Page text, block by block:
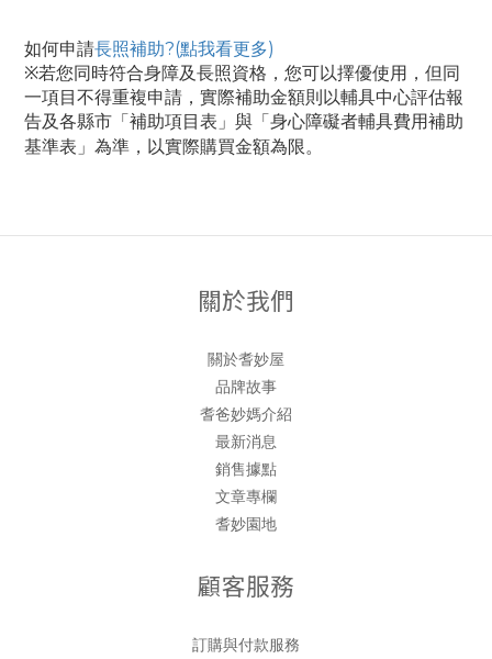
如何申請長照補助?(點我看更多)
※若您同時符合身障及長照資格，您可以擇優使用，但同
一項目不得重複申請， 實際補助金額則以輔具中心評估報
告及各縣市「補助項目表」與「身心障礙者輔具費用補助
基準表」為準，以實際購買金額為限。
關於我們
關於耆妙屋
品牌故事
耆爸妙媽介紹
最新消息
銷售據點
文章專欄
耆妙園地
顧客服務
訂購與付款服務